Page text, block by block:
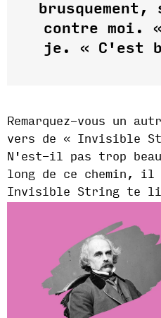
contre moi.
je. « C'est
Remarquez-vous un
vers de « Invisible
N'est-il pas trop
long de ce chemin,
Invisible String te